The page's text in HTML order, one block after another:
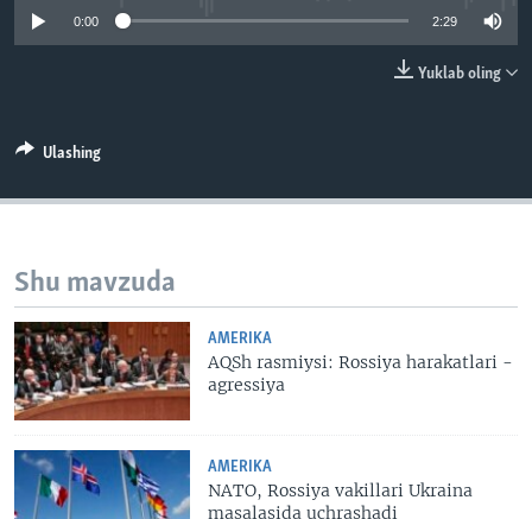
VIDEO
ODNOKLASSNIKI
SOUNDCLOUD
VOA
0:00 2:29
Yuklab oling
Ulashing
Shu mavzuda
AMERIKA
AQSh rasmiysi: Rossiya harakatlari -
agressiya
AMERIKA
NATO, Rossiya vakillari Ukraina
masalasida uchrashadi